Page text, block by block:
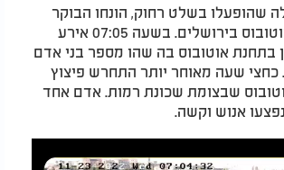
שהופעלו בשלט רחוק, הונחו הבוקר
בשתי תחנות אוטובוס בירושלים. בשעה 07:05 אירע
בתחנת אוטובוס בה שהו מספר בני אדם
כחצי שעה מאוחר יותר התחרש פיצוץ
שבצומת שכונת רמות. אדם אחד
אנוש וקשה.